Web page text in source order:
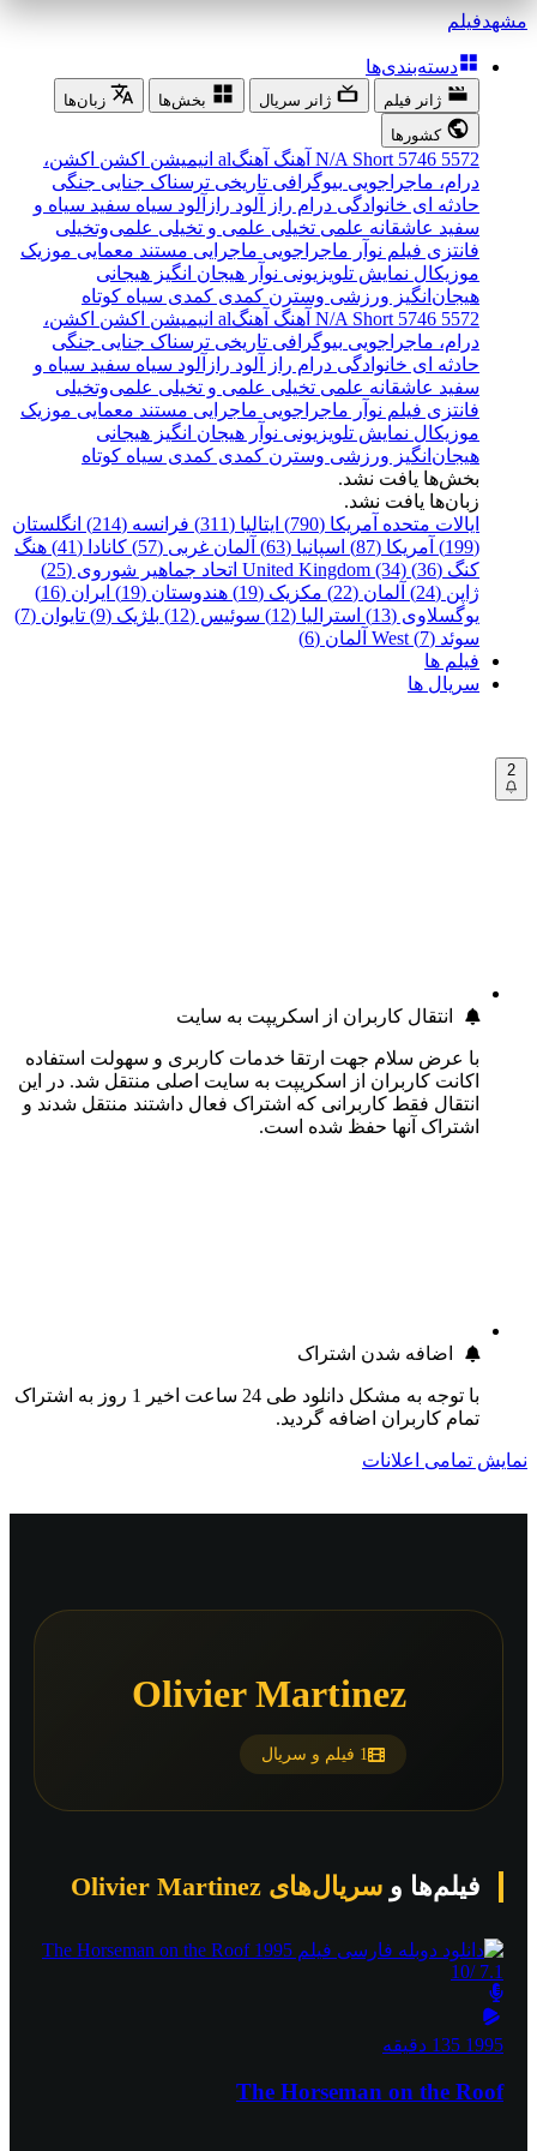
مشهدفیلم
دسته‌بندی‌ها
ژانر فیلم ژانر سریال بخش‌ها
زبان‌ها
کشورها
5572
5746
N/A Short آهنگ آهنگal انیمیشن اکشن اکشن،
درام، ماجراجویی بیوگرافی تاریخی ترسناک جنایی جنگی
حادثه ای خانوادگی درام راز آلود رازآلود سیاه سفید سیاه و
سفید عاشقانه علمی تخیلی علمی و تخیلی علمی‌و‌تخیلی
فانتزی فیلم نوآر ماجراجویی ماجرایی مستند معمایی موزیک
موزیکال نمایش تلویزیونی نوآر هیجان انگیز هیجانی
هیجان‌انگیز ورزشی وسترن کمدی کمدی سیاه کوتاه
5572
5746
N/A Short آهنگ آهنگal انیمیشن اکشن اکشن،
درام، ماجراجویی بیوگرافی تاریخی ترسناک جنایی جنگی
حادثه ای خانوادگی درام راز آلود رازآلود سیاه سفید سیاه و
سفید عاشقانه علمی تخیلی علمی و تخیلی علمی‌و‌تخیلی
فانتزی فیلم نوآر ماجراجویی ماجرایی مستند معمایی موزیک
موزیکال نمایش تلویزیونی نوآر هیجان انگیز هیجانی
هیجان‌انگیز ورزشی وسترن کمدی کمدی سیاه کوتاه
بخش‌ها یافت نشد.
زبان‌ها یافت نشد.
ایالات متحده آمریکا (790)
ایتالیا (311) فرانسه (214)
انگلستان
(199)
آمریکا (87) اسپانیا (63) آلمان غربی (57) کانادا (41)
هنگ
کنگ (36)
United Kingdom (34) اتحاد جماهیر شوروی (25)
ژاپن (24)
آلمان (22) مکزیک (19) هندوستان (19)
ایران (16)
یوگسلاوی (13)
استرالیا (12) سوئیس (12) بلژیک (9)
تایوان (7)
سوئد (7)
West آلمان (6)
فیلم ها
سریال ها
2
انتقال کاربران از اسکریپت به سایت
با عرض سلام جهت ارتقا خدمات کاربری و سهولت استفاده
اکانت کاربران از اسکریپت به سایت اصلی منتقل شد. در این
انتقال فقط کاربرانی که اشتراک فعال داشتند منتقل شدند و
اشتراک آنها حفظ شده است.
اضافه شدن اشتراک
با توجه به مشکل دانلود طی 24 ساعت اخیر 1 روز به اشتراک
تمام کاربران اضافه گردید.
نمایش تمامی اعلانات
Olivier Martinez
1 فیلم و سریال
فیلم‌ها و سریال‌های Olivier Martinez
7.1
/10
1995 135 دقیقه
The Horseman on the Roof